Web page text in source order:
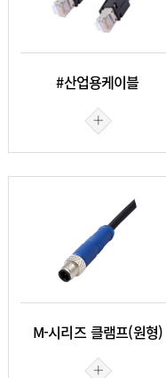
#산업용케이블
M-시리즈 클램프(원형)